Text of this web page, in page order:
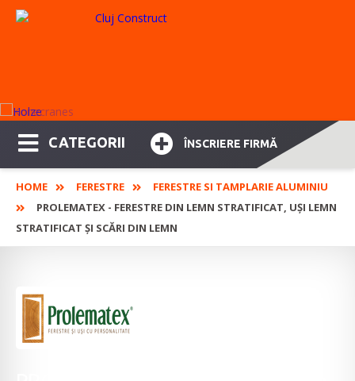
CATEGORII ÎNSCRIERE FIRMĂ
HOME FERESTRE
FERESTRE SI TAMPLARIE ALUMINIU
PROLEMATEX - FERESTRE DIN LEMN STRATIFICAT, UȘI LEMN
STRATIFICAT ȘI SCĂRI DIN LEMN